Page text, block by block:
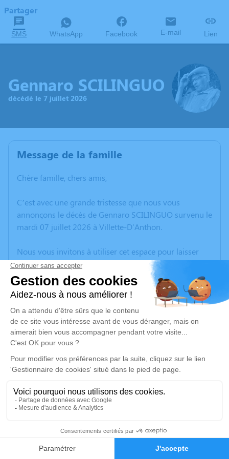
Faire-part Hommages
Partager
SMS WhatsApp Facebook E-mail Lien
Gennaro SCILINGUO
décédé le 7 juillet 2026
Message de la famille
Chère famille, chers amis,
C’est avec une grande tristesse que nous vous
annonçons le décès de Gennaro SCILINGUO survenu le
mardi 07 juillet 2026 à Villette-D'Anthon.
Nous vous invitons à utiliser cet espace pour laisser
vos condoléances, partager des photos souvenirs, une
anecdote ou exprimer vos pensées à travers des
poèmes ou des textes. Cet endroit est un lieu
d'expression dédié à honorer la mémoire de Gennaro
SCILINGUO.
Un service de plantation d’arbre hommage est
disponible ici.
Je rends hommage
Cérémonie
Eglise de Villette d'Anthon
38280 Villette d'Anthon